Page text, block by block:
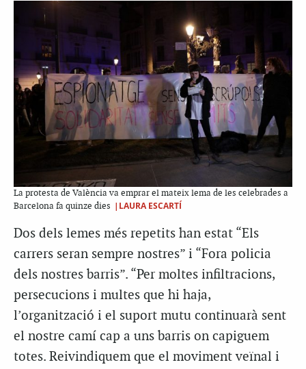
La protesta de València va emprar el mateix lema de les celebrades a
Barcelona fa quinze dies |LAURA ESCARTÍ
Dos dels lemes més repetits han estat “Els
carrers seran sempre nostres” i “Fora policia
dels nostres barris”. “Per moltes infiltracions,
persecucions i multes que hi haja,
l’organització i el suport mutu continuarà sent
el nostre camí cap a uns barris on capiguem
totes. Reivindiquem que el moviment veïnal i